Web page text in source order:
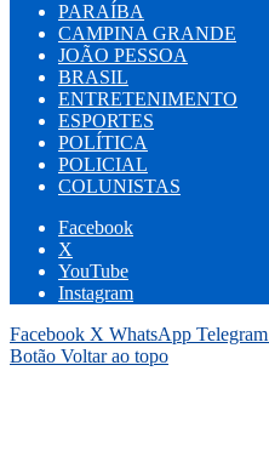
PARAÍBA
CAMPINA GRANDE
JOÃO PESSOA
BRASIL
ENTRETENIMENTO
ESPORTES
POLÍTICA
POLICIAL
COLUNISTAS
Facebook
X
YouTube
Instagram
Facebook X WhatsApp Telegram
Botão Voltar ao topo